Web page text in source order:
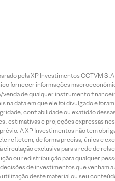
pela XP Investimentos CCTVM
fornecer informações
venda de qualquer instrumento
na data em que ele foi divulgado e
confiabilidade ou exatidão
estimativas e projeções expressas
A XP Investimentos não tem
refletem, de forma precisa, única e
circulação exclusiva para a rede de
ou redistribuição para qualquer
de investimentos que venham
deste material ou seu